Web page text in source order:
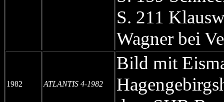
S. 211
Wagner bei
1982 ATLANTIS 4-1982
Bild mit